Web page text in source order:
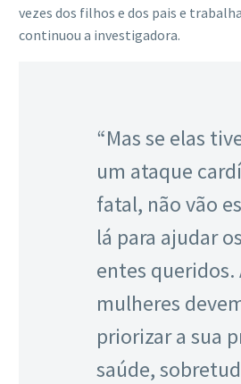
vezes dos filhos e dos pais e
continuou a investigadora.
“Mas se elas
um ataque
fatal, não vão
lá para ajudar
entes queridos.
mulheres
priorizar a sua
saúde,